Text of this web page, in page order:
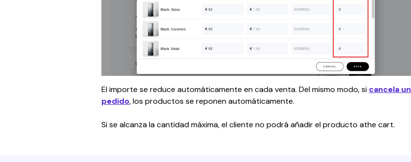
El importe se reduce automáticamente en cada venta. Del mismo modo, si cancela un
pedido, los productos se reponen automáticamente.
Si se alcanza la cantidad máxima, el cliente no podrá añadir el producto athe cart.